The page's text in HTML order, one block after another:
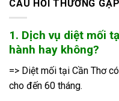
CÂU HỎI THƯỜNG
1. Dịch vụ diệt mối
hành hay không?
=> Diệt mối tại Cần Thơ
cho đến 60 tháng.